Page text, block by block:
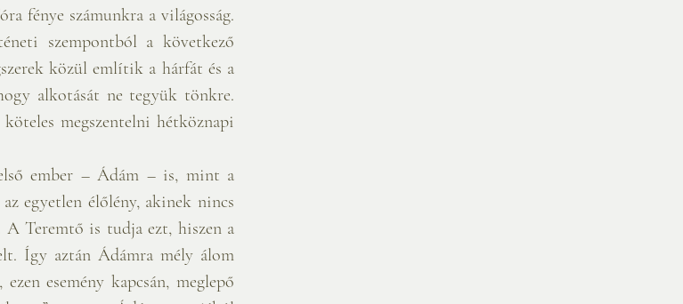
fénye számunkra a világosság.
szempontból a következő
közül említik a hárfát és a
alkotását ne tegyük tönkre.
megszentelni hétköznapi
ember – Ádám – is, mint a
egyetlen élőlény, akinek nincs
A Teremtő is tudja ezt, hiszen a
Így aztán Ádámra mély álom
esemény kapcsán, meglepő